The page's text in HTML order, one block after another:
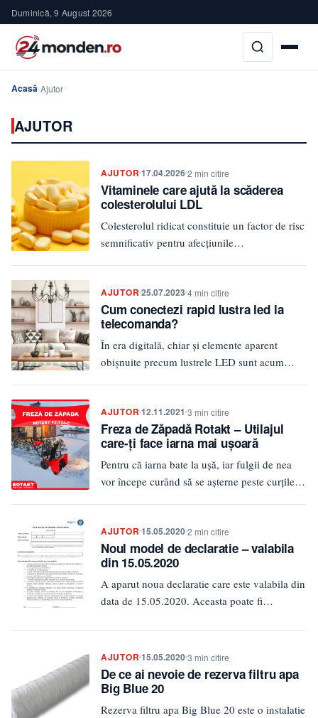
Duminică, 9 August 2026
Acasă›Ajutor
AJUTOR
AJUTOR17.04.20262 min citire
Vitaminele care ajută la scăderea
colesterolului LDL
Colesterolul ridicat constituie un factor de risc
semnificativ pentru afecțiunile
AJUTOR25.07.20234 min citire
Cum conectezi rapid lustra led la
telecomanda?
În era digitală, chiar și elemente aparent
obișnuite precum lustrele LED sunt acum
AJUTOR12.11.20213 min citire
Freza de Zăpadă Rotakt – Utilajul
care-ţi face iarna mai uşoară
Pentru că iarna bate la uşă, iar fulgii de nea
vor începe curând să se aşterne peste curţile…
AJUTOR15.05.20202 min citire
Noul model de declaratie – valabila
din 15.05.2020
A aparut noua declaratie care este valabila din
data de 15.05.2020. Aceasta poate fi
AJUTOR15.05.20203 min citire
De ce ai nevoie de rezerva filtru apa
Big Blue 20
Rezerva filtru apa Big Blue 20 este o instalatie